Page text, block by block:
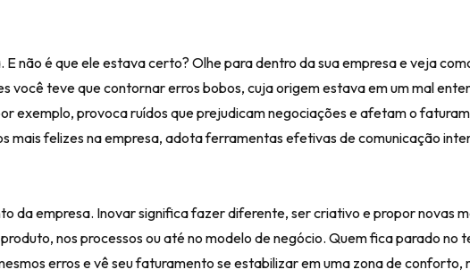
não é que ele estava certo? Olhe para dentro da sua empresa e veja
você teve que contornar erros bobos, cuja origem estava em um mal
exemplo, provoca ruídos que prejudicam negociações e afetam o
mais felizes na empresa, adota ferramentas efetivas de comunicação
da empresa. Inovar significa fazer diferente, ser criativo e propor novas
nos processos ou até no modelo de negócio. Quem fica parado no
erros e vê seu faturamento se estabilizar em uma zona de conforto,